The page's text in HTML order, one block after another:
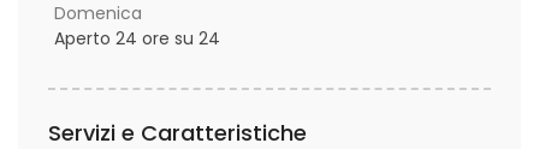
Domenica
Aperto 24 ore su 24
Servizi e Caratteristiche